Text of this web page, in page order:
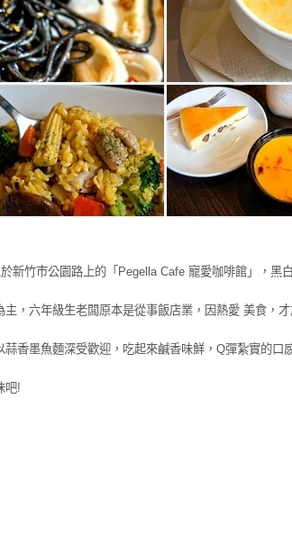
新竹市公園路上的「Pegella Cafe 寵愛咖啡館」，黑
，六年級生老闆原本是從事飯店業，因熱愛 美食，
香墨魚麵深受歡迎，吃起來鹹香味鮮，Q彈紮實的
吧!